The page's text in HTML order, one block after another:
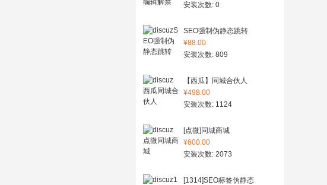
安装次数: 0
SEO强制伪静态跳转
¥88.00
安装次数: 809
【西瓜】同城合伙人
¥498.00
安装次数: 1124
[点微]同城商城
¥600.00
安装次数: 2073
[1314]SEO标签伪静态